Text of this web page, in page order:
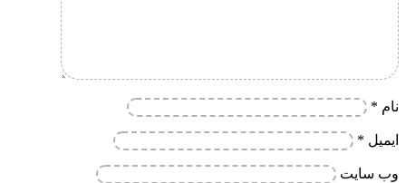
نام *
ایمیل *
وب‌ سایت